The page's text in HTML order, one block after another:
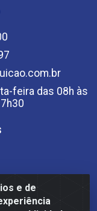
e de
feira das 08h às